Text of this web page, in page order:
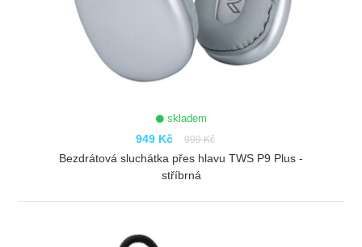
skladem
949 Kč 999 Kč
Bezdrátová sluchátka přes hlavu TWS P9 Plus -
stříbrná